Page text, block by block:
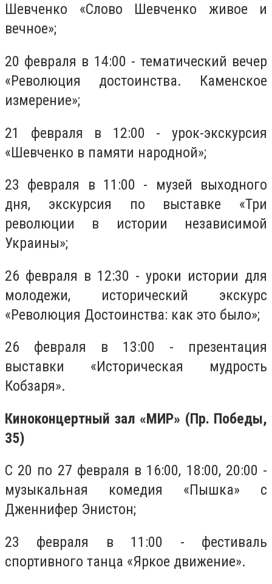
Шевченко «Слово Шевченко живое и
вечное»;
20 февраля в 14:00 - тематический вечер
«Революция достоинства. Каменское
измерение»;
21 февраля в 12:00 - урок-экскурсия
«Шевченко в памяти народной»;
23 февраля в 11:00 - музей выходного
дня, экскурсия по выставке «Три
революции в истории независимой
Украины»;
26 февраля в 12:30 - уроки истории для
молодежи, исторический экскурс
«Революция Достоинства: как это было»;
26 февраля в 13:00 - презентация
выставки «Историческая мудрость
Кобзаря».
Киноконцертный зал «МИР» (Пр. Победы,
35)
С 20 по 27 февраля в 16:00, 18:00, 20:00 -
музыкальная комедия «Пышка» с
Дженнифер Энистон;
23 февраля в 11:00 - фестиваль
спортивного танца «Яркое движение».